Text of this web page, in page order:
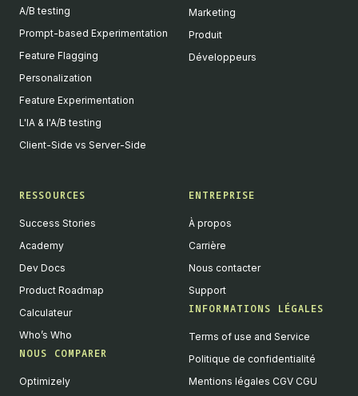
A/B testing
Prompt-based Experimentation
Feature Flagging
Personalization
Feature Experimentation
L'IA & l'A/B testing
Client-Side vs Server-Side
Marketing
Produit
Développeurs
RESSOURCES
Success Stories
Academy
Dev Docs
Product Roadmap
Calculateur
Who’s Who
NOUS COMPARER
Optimizely
ENTREPRISE
À propos
Carrière
Nous contacter
Support
INFORMATIONS LÉGALES
Terms of use and Service
Politique de confidentialité
Mentions légales CGV CGU